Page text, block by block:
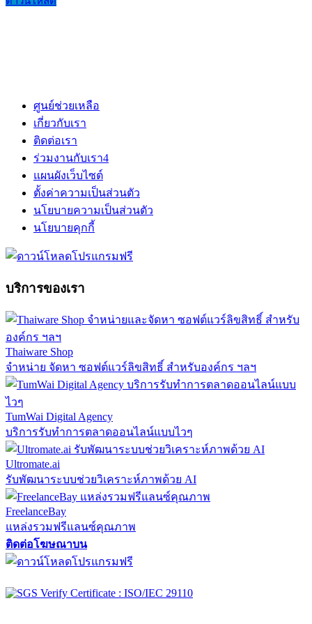
ศูนย์ช่วยเหลือ
เกี่ยวกับเรา
ติดต่อเรา
ร่วมงานกับเรา4
แผนผังเว็บไซต์
ตั้งค่าความเป็นส่วนตัว
นโยบายความเป็นส่วนตัว
นโยบายคุกกี้
บริการของเรา
Thaiware Shop
จำหน่าย จัดหา ซอฟต์แวร์ลิขสิทธิ์ สำหรับองค์กร ฯลฯ
TumWai Digital Agency
บริการรับทำการตลาดออนไลน์แบบไวๆ
Ultromate.ai
รับพัฒนาระบบช่วยวิเคราะห์ภาพด้วย AI
FreelanceBay
แหล่งรวมฟรีแลนซ์คุณภาพ
ติดต่อโฆษณาบน